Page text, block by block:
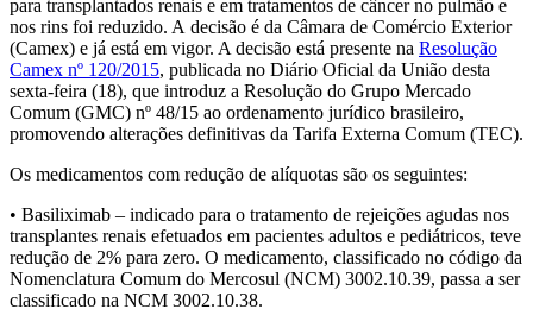
para transplantados renais e em tratamentos de câncer no pulmão e
nos rins foi reduzido. A decisão é da Câmara de Comércio Exterior
(Camex) e já está em vigor. A decisão está presente na Resolução
Camex nº 120/2015, publicada no Diário Oficial da União desta
sexta-feira (18), que introduz a Resolução do Grupo Mercado
Comum (GMC) nº 48/15 ao ordenamento jurídico brasileiro,
promovendo alterações definitivas da Tarifa Externa Comum (TEC).
Os medicamentos com redução de alíquotas são os seguintes:
• Basiliximab – indicado para o tratamento de rejeições agudas nos
transplantes renais efetuados em pacientes adultos e pediátricos, teve
redução de 2% para zero. O medicamento, classificado no código da
Nomenclatura Comum do Mercosul (NCM) 3002.10.39, passa a ser
classificado na NCM 3002.10.38.